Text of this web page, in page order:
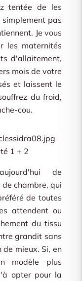
tentée de les
pas
Je vous
les maternités
d'allaitement,
mois de votre
et laissent le
du froid,
cou.
1 + 2
de
chambre, qui
de toutes
attendent ou
du tissu
grandit sans
mieux. Si, en
modèle plus
opter pour la